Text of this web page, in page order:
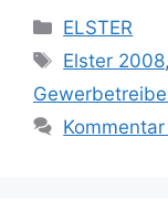
Kategorien
ELSTER
Elster 2008,